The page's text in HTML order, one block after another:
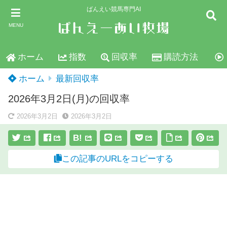
MENU
ばんえい競馬専門AI
ホーム 指数 回収率 購読方法
ホーム 最新回収率
2026年3月2日(月)の回収率
2026年3月2日 2026年3月2日
B!
この記事のURLをコピーする